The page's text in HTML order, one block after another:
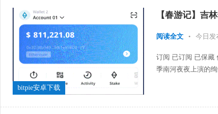
bitpie安卓下载
【春游记】吉
阅读全文 • 今日发
订阅 已订阅 已保藏
季南河夜夜上演的